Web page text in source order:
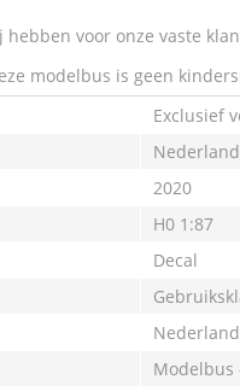
hebben voor onze vaste
modelbus is geen
Exclusief
Nederland
2020
H0 1:87
Decal
Nederland
Modelbus